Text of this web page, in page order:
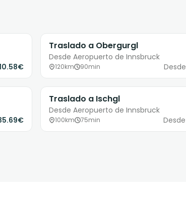
Traslado a Obergurgl
Desde Aeropuerto de Innsbruck
120km 90min Desde
Traslado a Ischgl
Desde Aeropuerto de Innsbruck
100km 75min Desde